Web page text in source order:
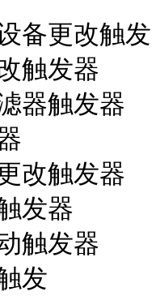
更改触发
触发器
触发器
触发器
发器
触发器
发